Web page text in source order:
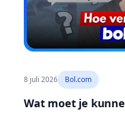
8 juli 2026 Bol.com
Wat moet je